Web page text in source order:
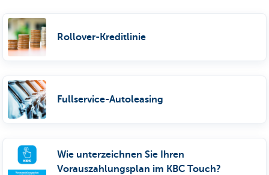
Rollover-Kreditlinie
Fullservice-Autoleasing
Wie unterzeichnen Sie Ihren
Vorauszahlungsplan im KBC Touch?